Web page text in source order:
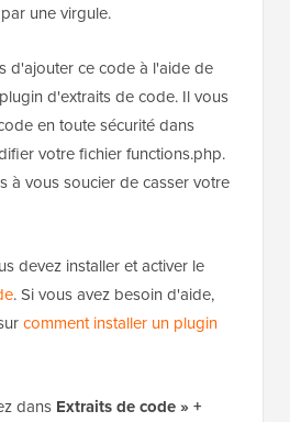
une virgule.
d'ajouter ce code à l'aide de
d'extraits de code. Il vous
en toute sécurité dans
votre fichier functions.php.
à vous soucier de casser votre
devez installer et activer le
. Si vous avez besoin d'aide,
comment installer un plugin
dans Extraits de code » +